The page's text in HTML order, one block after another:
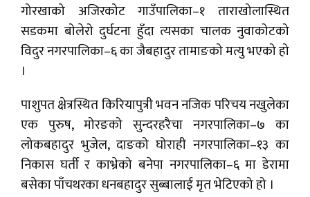
गोरखाको अजिरकोट गाउँपालिका–१ ताराखोलास्थित
सडकमा बोलेरो दुर्घटना हुँदा त्यसका चालक नुवाकोटको
विदुर नगरपालिका–६ का जैबहादुर तामाङको मत्यु भएको हो
।
पाशुपत क्षेत्रस्थित किरियापुत्री भवन नजिक परिचय नखुलेका
एक पुरुष, मोरङको सुन्दरहरैचा नगरपालिका–७ का
लोकबहादुर भुजेल, दाङको घोराही नगरपालिका–१३ का
निकास घर्ती र काभ्रेको बनेपा नगरपालिका–६ मा डेरामा
बसेका पाँचथरका धनबहादुर सुब्बालाई मृत भेटिएको हो ।